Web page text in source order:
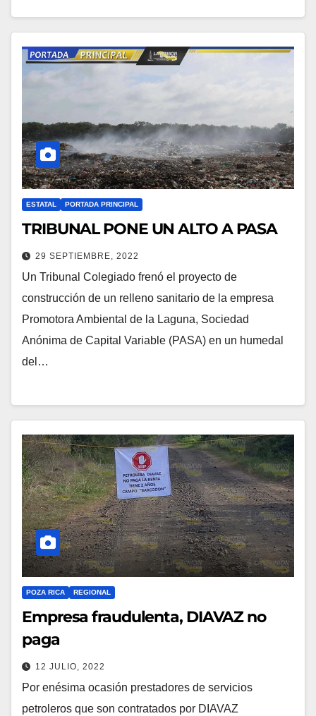
ESTATAL PORTADA PRINCIPAL
TRIBUNAL PONE UN ALTO A PASA
29 SEPTIEMBRE, 2022
Un Tribunal Colegiado frenó el proyecto de
construcción de un relleno sanitario de la empresa
Promotora Ambiental de la Laguna, Sociedad
Anónima de Capital Variable (PASA) en un humedal
del…
POZA RICA REGIONAL
Empresa fraudulenta, DIAVAZ no
paga
12 JULIO, 2022
Por enésima ocasión prestadores de servicios
petroleros que son contratados por DIAVAZ